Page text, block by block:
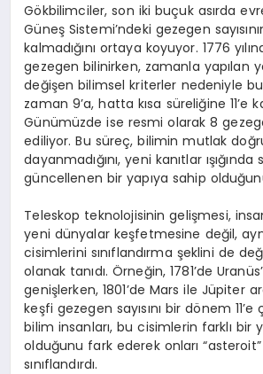
Gökbilimciler, son iki buçuk asırda
Güneş Sistemi’ndeki gezegen
kalmadığını ortaya koyuyor. 1776
gezegen bilinirken, zamanla yapılan
değişen bilimsel kriterler nedeniyle
zaman 9’a, hatta kısa süreliğine 11’e
Günümüzde ise resmi olarak 8
ediliyor. Bu süreç, bilimin mutlak
dayanmadığını, yeni kanıtlar ışığında
güncellenen bir yapıya sahip
Teleskop teknolojisinin gelişmesi,
yeni dünyalar keşfetmesine değil,
cisimlerini sınıflandırma şeklini de
olanak tanıdı. Örneğin, 1781’de
genişlerken, 1801’de Mars ile Jüpiter
keşfi gezegen sayısını bir dönem 11’e
bilim insanları, bu cisimlerin farklı bir
olduğunu fark ederek onları
sınıflandırdı.